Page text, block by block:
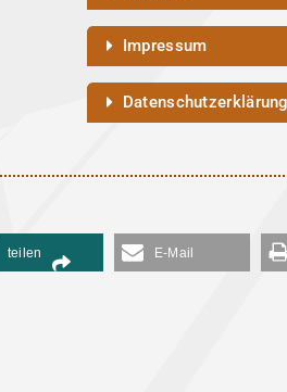
Impressum
Datenschutzerklärung
teilen E-Mail